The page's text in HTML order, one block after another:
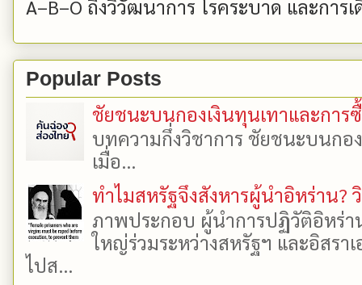
A–B–O ถึงวิวัฒนาการ โรคระบาด และการ
Popular Posts
ชัยชนะบนกองเงินทุนเทาและการ
บทความกึ่งวิชาการ ชัยชนะบนกอ
เมื่อ...
ทำไมสหรัฐจึงสังหารผู้นำอิหร่าน?
ภาพประกอบ ผู้นำการปฏิวัติอิหร่า
ใหญ่ร่วมระหว่างสหรัฐฯ และอิสรา
ไปส...